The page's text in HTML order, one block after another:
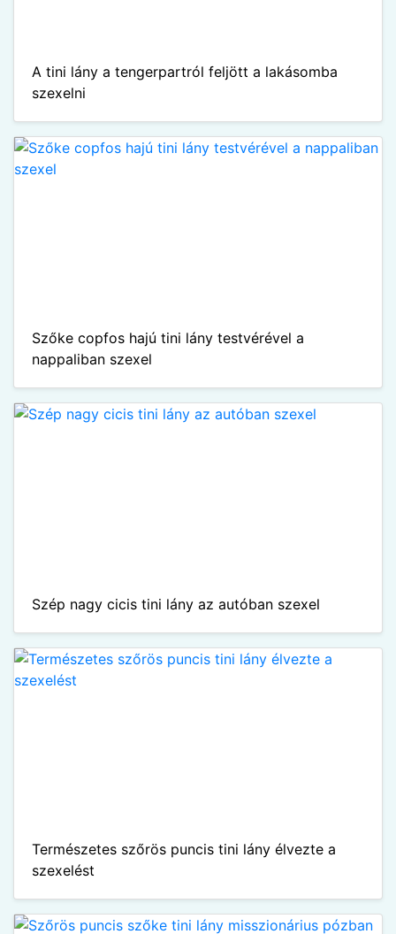
A tini lány a tengerpartról feljött a lakásomba
szexelni
Szőke copfos hajú tini lány testvérével a
nappaliban szexel
Szép nagy cicis tini lány az autóban szexel
Természetes szőrös puncis tini lány élvezte a
szexelést